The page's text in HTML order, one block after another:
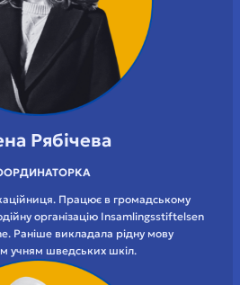
Рябічева
Працює в громадському
організацію Insamlingsstiftelsen
Раніше викладала рідну мову
учням шведських шкіл.